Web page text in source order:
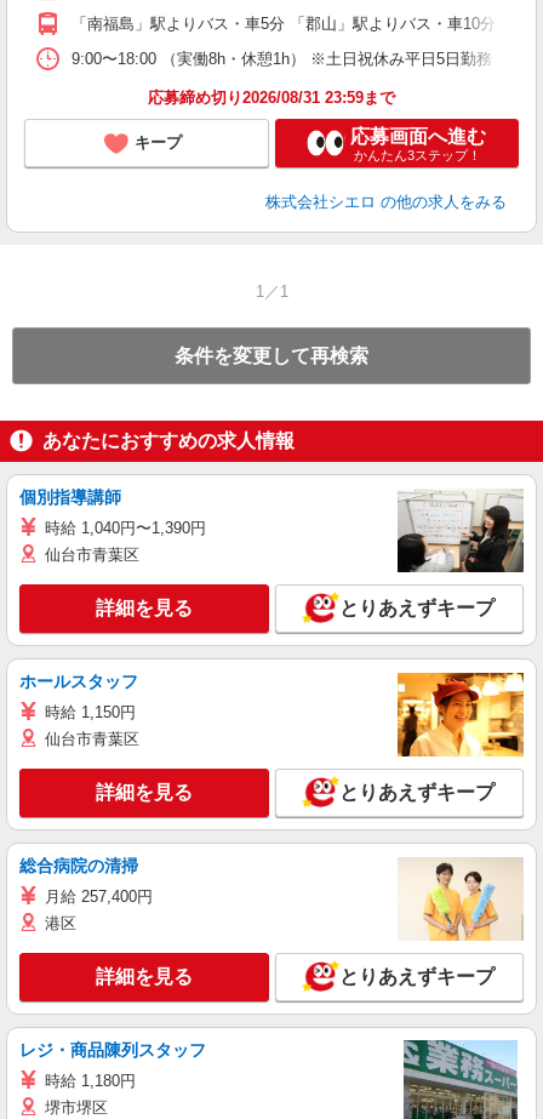
「南福島」駅よりバス・車5分 「郡山」駅よりバス・車10分
9:00〜18:00 （実働8h・休憩1h） ※土日祝休み平日5日勤務
応募締め切り2026/08/31 23:59まで
キープ 応募画面へ進む
かんたん3ステップ！
株式会社シエロ の他の求人をみる
1／1
条件を変更して再検索
あなたにおすすめの求人情報
個別指導講師
時給 1,040円〜1,390円
仙台市青葉区
詳細を見る とりあえずキープ
ホールスタッフ
時給 1,150円
仙台市青葉区
詳細を見る とりあえずキープ
総合病院の清掃
月給 257,400円
港区
詳細を見る とりあえずキープ
レジ・商品陳列スタッフ
時給 1,180円
堺市堺区